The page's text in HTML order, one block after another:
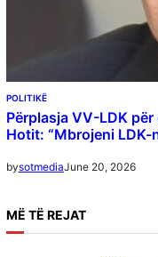
POLITIKË
Përplasja VV-LDK
Hotit: “Mbrojeni LDK-
bysotmediaJune 20, 2026
MË TË REJAT